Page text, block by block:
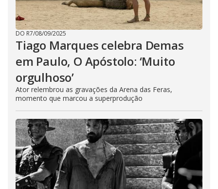
DO R7/08/09/2025
Tiago Marques celebra Demas
em Paulo, O Apóstolo: ‘Muito
orgulhoso’
Ator relembrou as gravações da Arena das Feras,
momento que marcou a superprodução